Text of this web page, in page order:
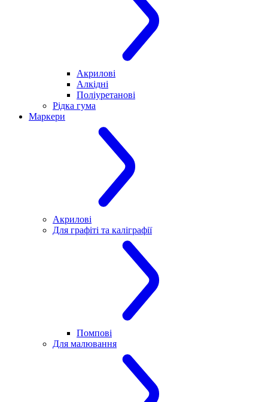
Акрилові
Алкідні
Поліуретанові
Рідка гума
Маркери
Акрилові
Для графіті та каліграфії
Помпові
Для малювання